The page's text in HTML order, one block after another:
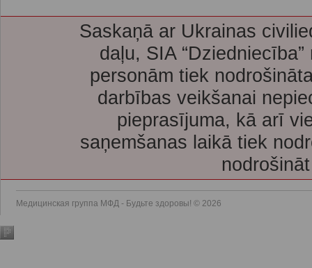
Saskaņā ar Ukrainas
daļu, SIA
personām tiek
darbības veikšanai
pieprasījuma, kā arī
saņemšanas laikā tiek
Медицинская группа МФД - Будьте здоровы! © 2026